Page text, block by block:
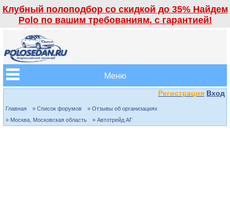
Клубный полоподбор со скидкой до 35% Найдем
Polo по вашим требованиям, с гарантией!
Меню
Регистрация Вход
Главная » Список форумов
» Отзывы об организациях
» Москва, Московская область
» Автотрейд АГ